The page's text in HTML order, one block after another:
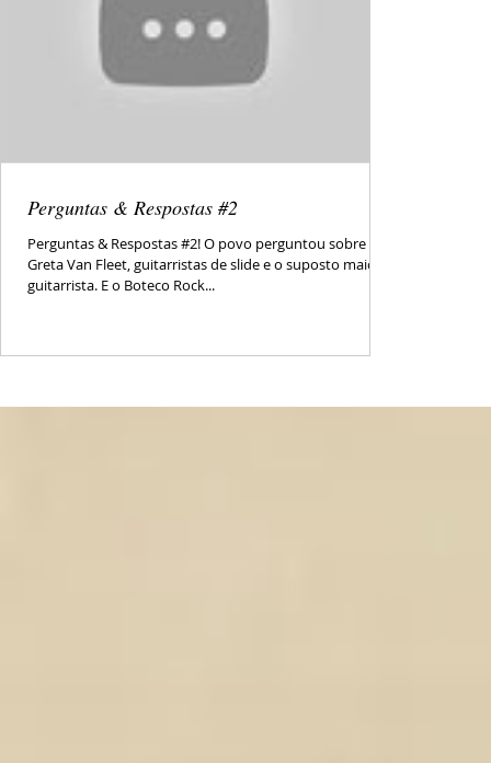
Perguntas & Respostas #2
Perguntas & Respostas #2! O povo perguntou sobre
Greta Van Fleet, guitarristas de slide e o suposto maior
guitarrista. E o Boteco Rock...